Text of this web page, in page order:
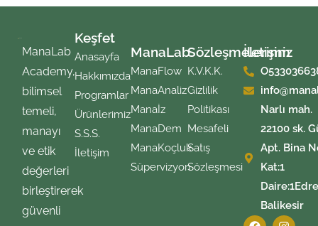
ManaLab
Academy,
bilimsel
temeli,
manayı
ve etik
değerleri
birleştirerek
güvenli
Keşfet
Anasayfa
Hakkımızda
Programlar
Ürünlerimiz
S.S.S.
İletişim
ManaLab
ManaFlow
ManaAnaliz
Manaİz
ManaDem
ManaKoçluk
Süpervizyon
Sözleşmelerimiz
K.V.K.K.
Gizlilik
Politikası
Mesafeli
Satış
Sözleşmesi
İletişim
Narlı mah.
22100 sk.
Apt. Bina
Kat:1
Balikesir